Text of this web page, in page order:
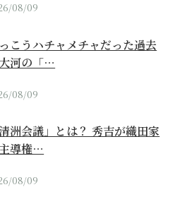
08/09
こうハチャメチャだった過去
河の「…
08/09
清洲会議」とは？ 秀吉が織田家
導権…
08/09